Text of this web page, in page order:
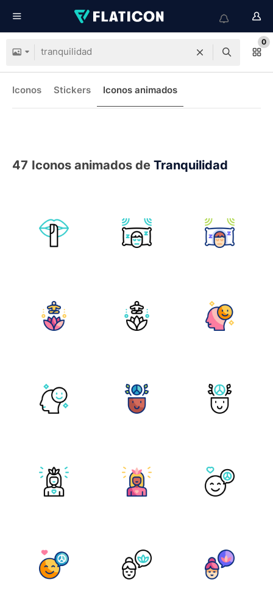
0
Iconos Stickers Iconos animados
47 Iconos animados de Tranquilidad